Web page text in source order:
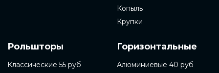
Копыль
Крупки
Рольшторы
Классические 55 руб
Горизонтальные
Алюминиевые 40 руб